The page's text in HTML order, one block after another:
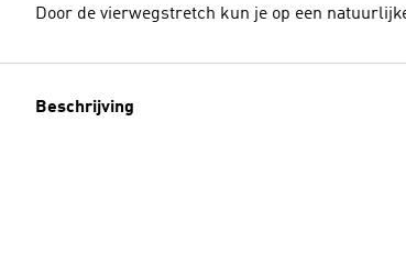
Door de vierwegstretch kun je op een
Beschrijving